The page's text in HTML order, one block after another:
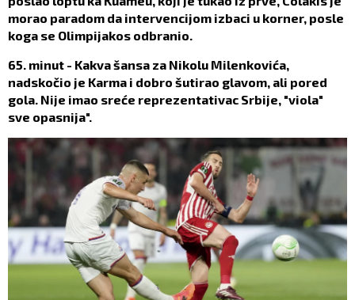
morao paradom da intervencijom izbaci u korner, posle
koga se Olimpijakos odbranio.
65. minut - Kakva šansa za Nikolu Milenkovića,
nadskočio je Karma i dobro šutirao glavom, ali pored
gola. Nije imao sreće reprezentativac Srbije, "viola"
sve opasnija".